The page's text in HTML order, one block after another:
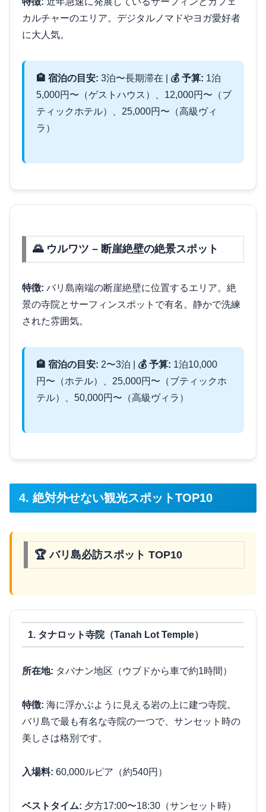
カルチャーのエリア。デジタルノマドやヨガ愛好者
に大人気。
🏨 宿泊の目安: 3泊〜長期滞在 | 💰 予算: 1泊
5,000円〜（ゲストハウス）、12,000円〜（ブ
ティックホテル）、25,000円〜（高級ヴィ
ラ）
🌄 ウルワツ – 断崖絶壁の絶景スポット
特徴: バリ島南端の断崖絶壁に位置するエリア。絶
景の寺院とサーフィンスポットで有名。静かで洗練
された雰囲気。
🏨 宿泊の目安: 2〜3泊 | 💰 予算: 1泊10,000
円〜（ホテル）、25,000円〜（ブティックホ
テル）、50,000円〜（高級ヴィラ）
4. 絶対外せない観光スポットTOP10
🏆 バリ島必訪スポット TOP10
1. タナロット寺院（Tanah Lot Temple）
所在地: タバナン地区（ウブドから車で約1時間）
特徴: 海に浮かぶように見える岩の上に建つ寺院。
バリ島で最も有名な寺院の一つで、サンセット時の
美しさは格別です。
入場料: 60,000ルピア（約540円）
ベストタイム: 夕方17:00〜18:30（サンセット時）